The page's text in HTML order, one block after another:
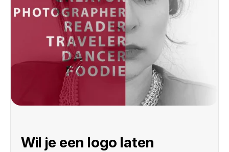
Wil je een logo laten